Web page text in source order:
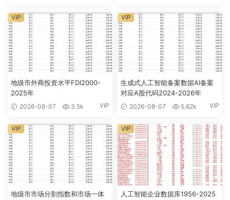
地级市外商投资水平FDI2000-
2025年
2026-08-07 3.5k VIP
VIP
生成式人工智能备案数据AI备案
对应A股代码2024-2026年
2026-08-07 5.62k VIP
VIP
地级市市场分割指数和市场一体
VIP
人工智能企业数据库1956-2025
VIP